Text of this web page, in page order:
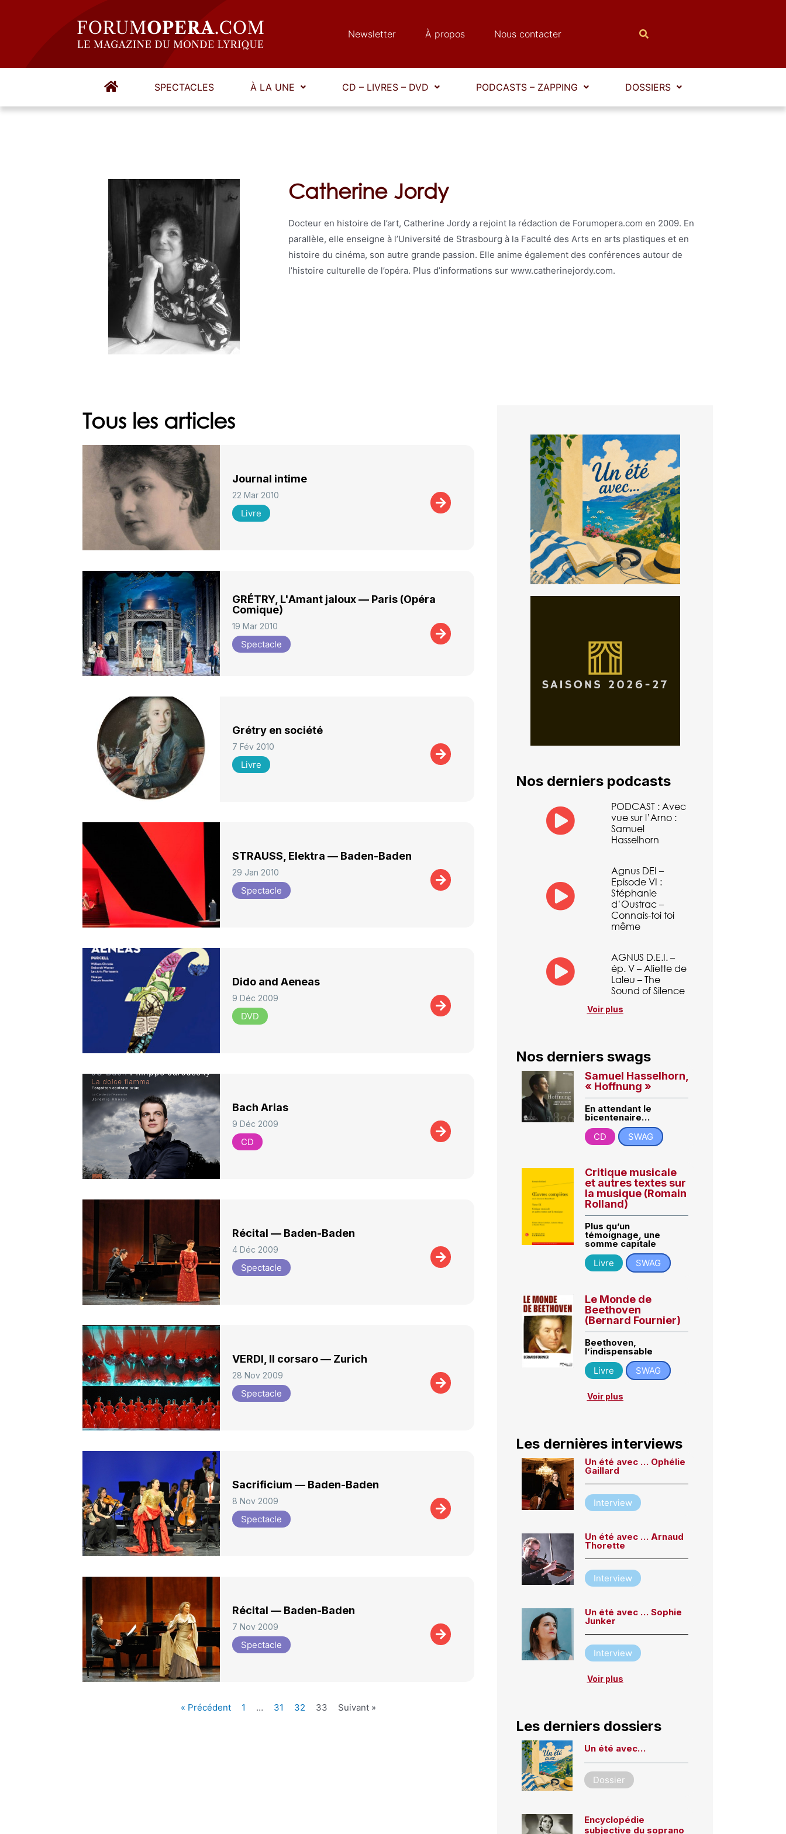
Newsletter À propos Nous contacter
SPECTACLES À LA UNE CD – LIVRES – DVD PODCASTS – ZAPPING DOSSIERS
Catherine Jordy
Docteur en histoire de l’art, Catherine Jordy a rejoint la rédaction de Forumopera.com en 2009. En
parallèle, elle enseigne à l’Université de Strasbourg à la Faculté des Arts en arts plastiques et en
histoire du cinéma, son autre grande passion. Elle anime également des conférences autour de
l’histoire culturelle de l’opéra. Plus d’informations sur www.catherinejordy.com.
Tous les articles
Journal intime
22 Mar 2010
Livre
GRÉTRY, L'Amant jaloux — Paris (Opéra
Comique)
19 Mar 2010
Spectacle
Grétry en société
7 Fév 2010
Livre
STRAUSS, Elektra — Baden-Baden
29 Jan 2010
Spectacle
Dido and Aeneas
9 Déc 2009
DVD
Bach Arias
9 Déc 2009
CD
Récital — Baden-Baden
4 Déc 2009
Spectacle
VERDI, Il corsaro — Zurich
28 Nov 2009
Spectacle
Sacrificium — Baden-Baden
8 Nov 2009
Spectacle
Récital — Baden-Baden
7 Nov 2009
Spectacle
« Précédent 1 … 31 32 33 Suivant »
Nos derniers podcasts
PODCAST : Avec
vue sur l’Arno :
Samuel
Hasselhorn
Agnus DEI –
Episode VI :
Stéphanie
d’Oustrac –
Connais-toi toi
même
AGNUS D.E.I. –
ép. V – Aliette de
Laleu – The
Sound of Silence
Voir plus
Nos derniers swags
Samuel Hasselhorn,
« Hoffnung »
En attendant le
bicentenaire…
CD
SWAG
Critique musicale
et autres textes sur
la musique (Romain
Rolland)
Plus qu’un
témoignage, une
somme capitale
Livre
SWAG
Le Monde de
Beethoven
(Bernard Fournier)
Beethoven,
l’indispensable
Livre
SWAG
Voir plus
Les dernières interviews
Un été avec … Ophélie
Gaillard
Interview
Un été avec … Arnaud
Thorette
Interview
Un été avec … Sophie
Junker
Interview
Voir plus
Les derniers dossiers
Un été avec…
Dossier
Encyclopédie
subjective du soprano